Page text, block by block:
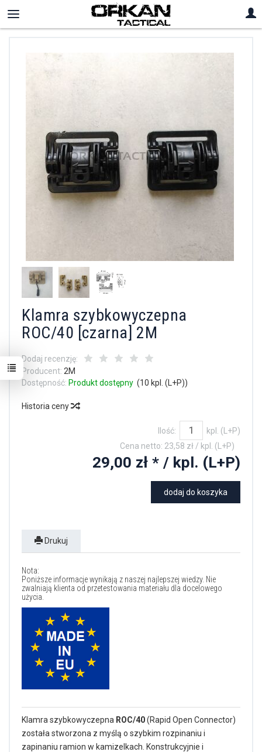
Klamra szybkowyczepna
ROC/40 [czarna] 2M
Dodaj recenzję:
Producent: 2M
Dostępność: Produkt dostępny (10 kpl. (L+P))
Historia ceny
Ilość:
kpl. (L+P)
Cena netto: 23,58 zł / kpl. (L+P)
29,00 zł * / kpl. (L+P)
dodaj do koszyka
Drukuj
Nota:
Poniższe informacje wynikają z naszej najlepszej wiedzy. Nie
zwalniają klienta od przetestowania materiału dla docelowego
użycia.
Klamra szybkowyczepna ROC/40(Rapid Open Connector)
została stworzona z myślą o szybkim rozpinaniu i
zapinaniu ramion w kamizelkach. Konstrukcyjnie i